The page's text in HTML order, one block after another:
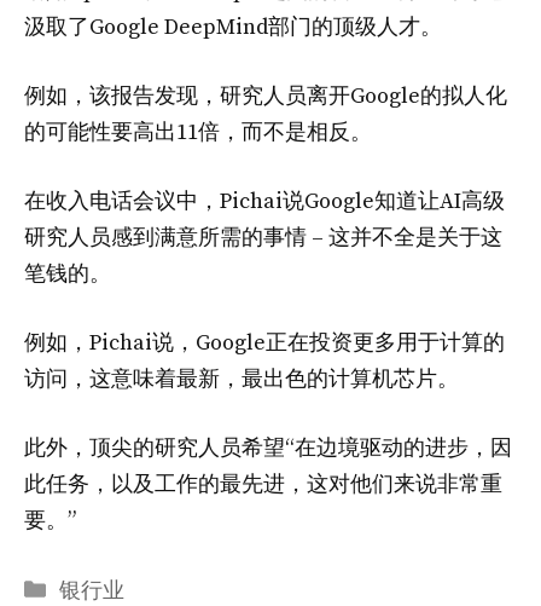
汲取了Google DeepMind部门的顶级人才。
例如，该报告发现，研究人员离开Google的拟人化
的可能性要高出11倍，而不是相反。
在收入电话会议中，Pichai说Google知道让AI高级
研究人员感到满意所需的事情 – 这并不全是关于这
笔钱的。
例如，Pichai说，Google正在投资更多用于计算的
访问，这意味着最新，最出色的计算机芯片。
此外，顶尖的研究人员希望“在边境驱动的进步，因
此任务，以及工作的最先进，这对他们来说非常重
要。”
分
银行业